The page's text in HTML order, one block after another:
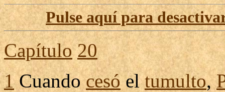
Pulse aquí para
Capítulo 20
1Cuandocesóeltumulto,